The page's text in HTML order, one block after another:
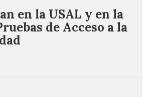
en la USAL y en la
de Acceso a la